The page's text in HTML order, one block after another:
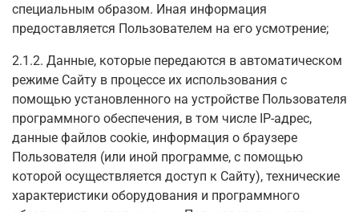
специальным образом. Иная информация
предоставляется Пользователем на его усмотрение;
2.1.2. Данные, которые передаются в автоматическом
режиме Сайту в процессе их использования с
помощью установленного на устройстве Пользователя
программного обеспечения, в том числе IP-адрес,
данные файлов cookie, информация о браузере
Пользователя (или иной программе, с помощью
которой осуществляется доступ к Сайту), технические
характеристики оборудования и программного